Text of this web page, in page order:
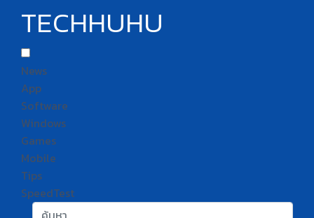
TECHHUHU
News
App
Software
Windows
Games
Mobile
Tips
SpeedTest